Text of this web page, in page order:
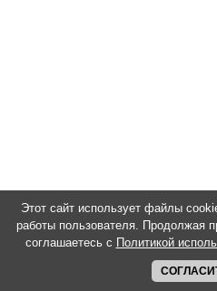
Этот сайт использует файлы
работы пользователя. Продолжая
соглашаетесь с Политикой